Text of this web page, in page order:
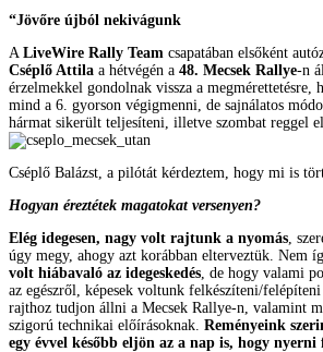
“Jövőre újból nekivágunk
A LiveWire Rally Team csapatában elsőként
Cséplő Attila a hétvégén a 48. Mecsek Rallye-n
érzelmekkel gondolnak vissza a megmérettetésre,
mind a 6. gyorson végigmenni, de sajnálatos
hármat sikerült teljesíteni, illetve szombat reggel
Cséplő Balázst, a pilótát kérdeztem, hogy mi is
Hogyan éreztétek magatokat versenyen?
Elég idegesen, nagy volt rajtunk a nyomás ,
úgy megy, ahogy azt korábban elterveztük. Nem
volt hiábavaló az idegeskedés , de hogy valami
az egészről, képesek voltunk felkészíteni/
rajthoz tudjon állni a Mecsek Rallye-n, valamint
szigorú technikai előírásoknak. Reményeink
egy évvel később eljön az a nap is, hogy nyerni